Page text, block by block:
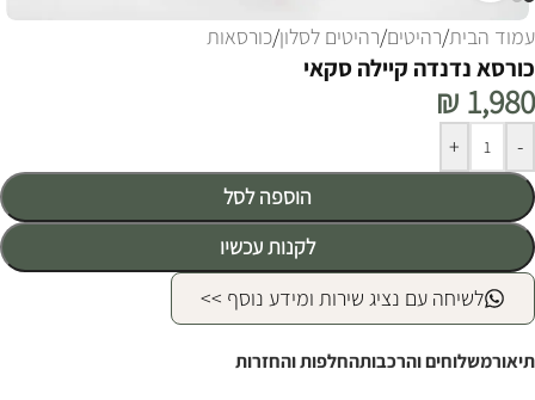
עמוד הבית/רהיטים/רהיטים לסלון/כורסאות
כורסא נדנדה קיילה סקאי
₪ 1,980
-
+
הוספה לסל
לקנות עכשיו
Alternative:
לשיחה עם נציג שירות ומידע נוסף >>
תיאורמשלוחים והרכבותהחלפות והחזרות